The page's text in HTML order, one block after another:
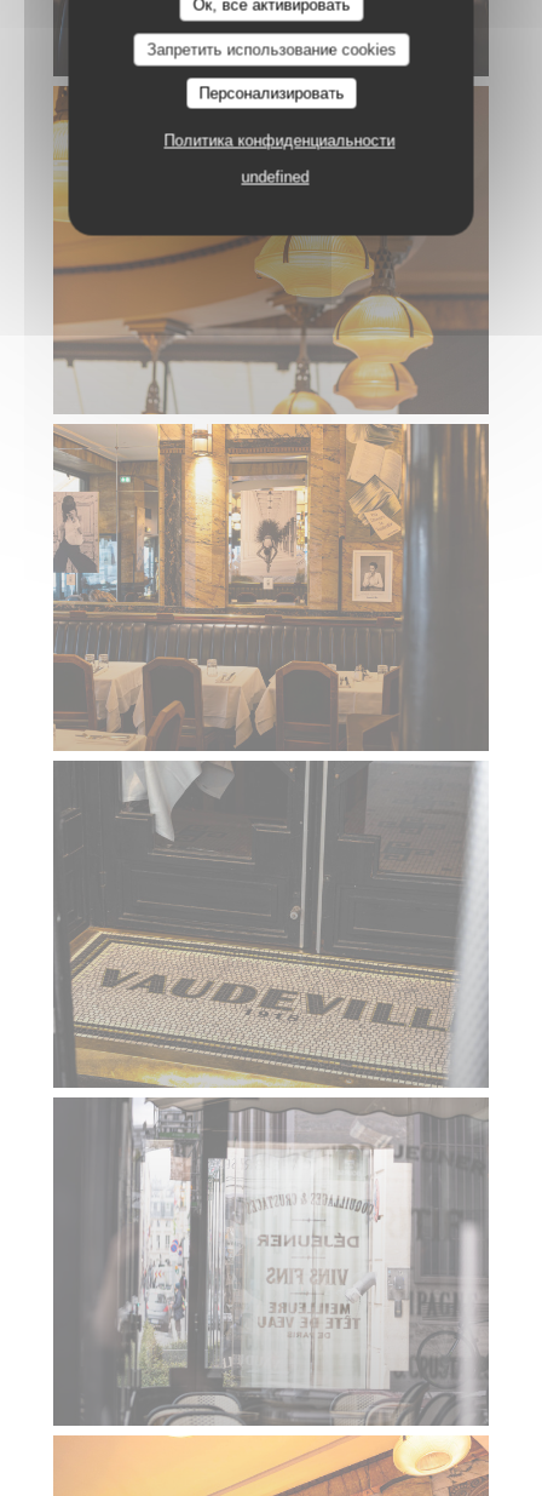
Ок, все активировать
Запретить использование cookies
Персонализировать
Политика конфиденциальности
undefined